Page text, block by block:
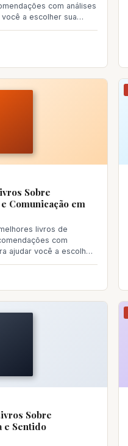
com análises
a escolher sua
Sobre
Comunicação em
livros de
com
ajudar você a escolher
Sobre
e Sentido